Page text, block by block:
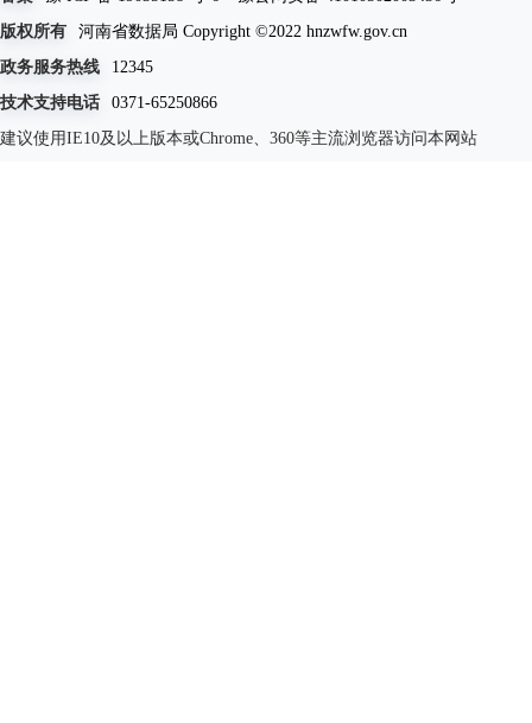
版权所有
河南省数据局 Copyright ©2022 hnzwfw.gov.cn
政务服务热线
12345
技术支持电话
0371-65250866
建议使用IE10及以上版本或Chrome、360等主流浏览器访问本网站